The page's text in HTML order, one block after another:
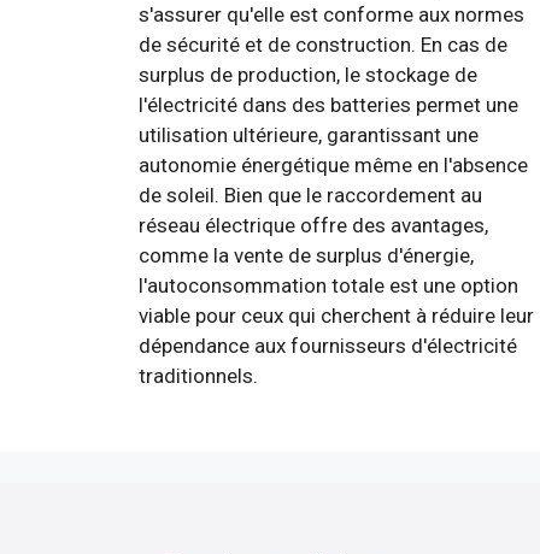
s'assurer qu'elle est conforme aux normes
de sécurité et de construction. En cas de
surplus de production, le stockage de
l'électricité dans des batteries permet une
utilisation ultérieure, garantissant une
autonomie énergétique même en l'absence
de soleil. Bien que le raccordement au
réseau électrique offre des avantages,
comme la vente de surplus d'énergie,
l'autoconsommation totale est une option
viable pour ceux qui cherchent à réduire leur
dépendance aux fournisseurs d'électricité
traditionnels.